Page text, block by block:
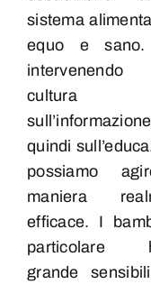
sistema
equo e sano.
intervenendo
quindi
possiamo
maniera
efficace. I
particolare
grande